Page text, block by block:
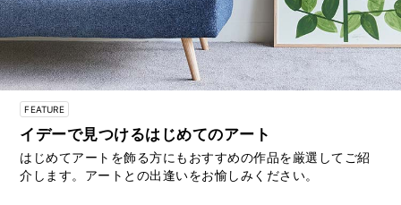
FEATURE
イデーで見つけるはじめてのアート
はじめてアートを飾る方にもおすすめの作品を厳選してご紹
介します。アートとの出逢いをお愉しみください。